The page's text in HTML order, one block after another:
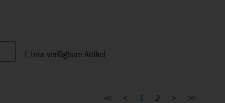
nur verfügbare Artikel
<< < 1 2 > >>